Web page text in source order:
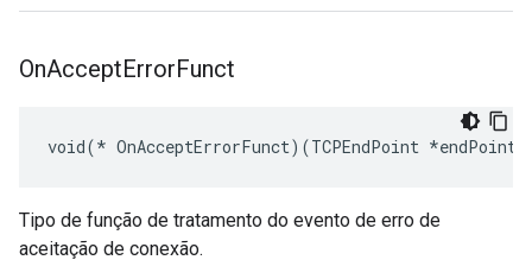
OnAcceptErrorFunct
void(* OnAcceptErrorFunct)(TCPEndPoint *endPoint,
Tipo de função de tratamento do evento de erro de
aceitação de conexão.